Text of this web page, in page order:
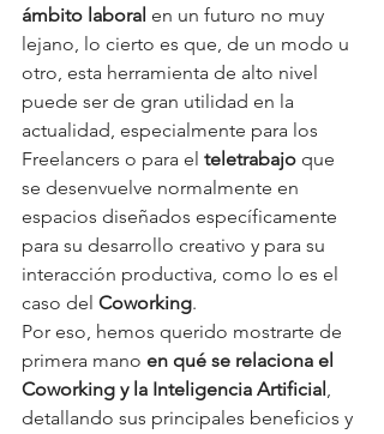
ámbito laboral en un futuro no muy
lejano, lo cierto es que, de un modo u
otro, esta herramienta de alto nivel
puede ser de gran utilidad en la
actualidad, especialmente para los
Freelancers o para el teletrabajo que
se desenvuelve normalmente en
espacios diseñados específicamente
para su desarrollo creativo y para su
interacción productiva, como lo es el
caso del Coworking.
Por eso, hemos querido mostrarte de
primera mano en qué se relaciona el
Coworking y la Inteligencia Artificial ,
detallando sus principales beneficios y